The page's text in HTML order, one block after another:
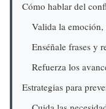
Cómo hablar del
Valida la emoción,
Enséñale frases y
Refuerza los
Estrategias para